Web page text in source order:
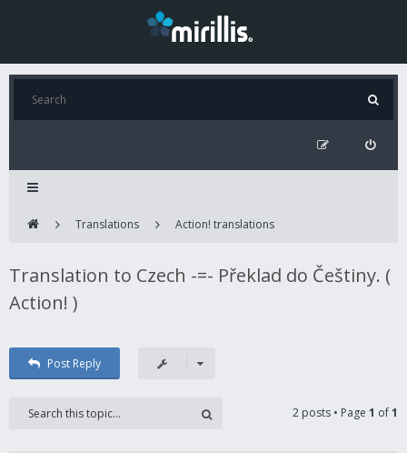
Translations Action! translations
Translation to Czech -=- Překlad do Češtiny. (
Action! )
Post Reply
2 posts • Page 1 of1